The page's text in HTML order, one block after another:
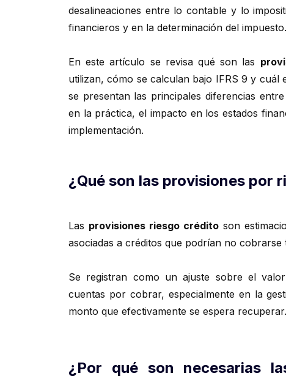
desalineaciones entre lo contable y lo
financieros y en la determinación del impuesto.
En este artículo se revisa qué son las
utilizan, cómo se calculan bajo IFRS 9 y cuál
se presentan las principales diferencias
en la práctica, el impacto en los estados
implementación.
¿Qué son las provisiones por
Las provisiones riesgo créditoson
asociadas a créditos que podrían no cobrarse
Se registran como un ajuste sobre el
cuentas por cobrar, especialmente en la
monto que efectivamente se espera recuperar.
¿Por qué son necesarias